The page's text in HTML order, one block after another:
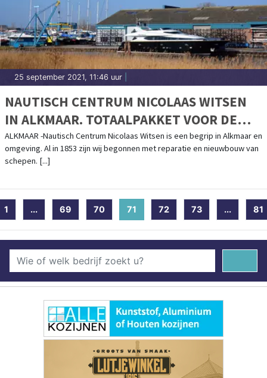
25 september 2021, 11:46 uur
NAUTISCH CENTRUM NICOLAAS WITSEN
IN ALKMAAR. TOTAALPAKKET VOOR DE
WATERSPORT.
ALKMAAR -Nautisch Centrum Nicolaas Witsen is een begrip in Alkmaar en
omgeving. Al in 1853 zijn wij begonnen met reparatie en nieuwbouw van
schepen. [...]
1 ... 69 70 71 (current)
72 73 ... 81